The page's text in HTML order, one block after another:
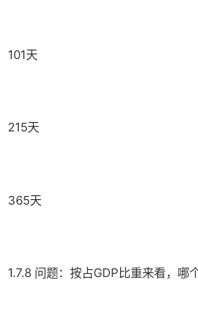
101天
215天
365天
1.7.8 问题：按占GDP比重来看，哪